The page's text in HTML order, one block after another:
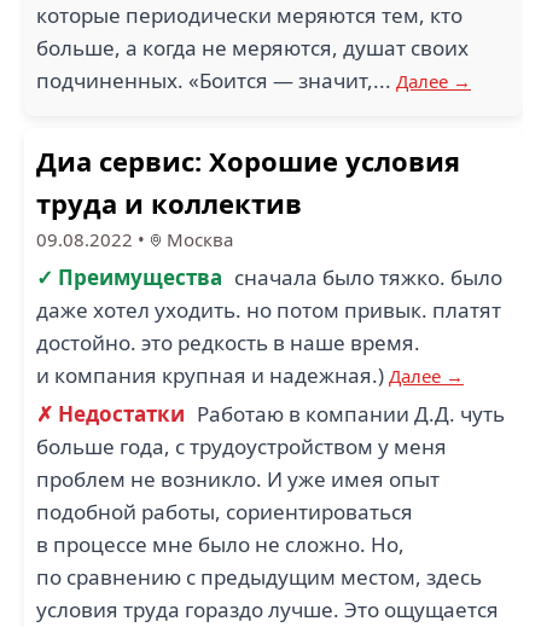
которые периодически меряются тем, кто
больше, а когда не меряются, душат своих
подчиненных. «Боится — значит,... Далее →
Диа сервис: Хорошие условия
труда и коллектив
09.08.2022 • Москва
✓ Преимущества сначала было тяжко. было
даже хотел уходить. но потом привык. платят
достойно. это редкость в наше время.
и компания крупная и надежная.) Далее →
✗ Недостатки Работаю в компании Д.Д. чуть
больше года, с трудоустройством у меня
проблем не возникло. И уже имея опыт
подобной работы, сориентироваться
в процессе мне было не сложно. Но,
по сравнению с предыдущим местом, здесь
условия труда гораздо лучше. Это ощущается